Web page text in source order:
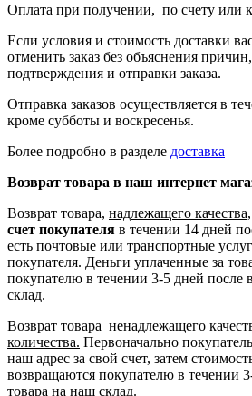
Оплата при получении, по счету или
Если условия и стоимость доставки
отменить заказ без объяснения
подтверждения и отправки заказа.
Отправка заказов осуществляется в
кроме субботы и воскресенья.
Более подробно в разделе доставка
Возврат товара в наш интернет
Возврат товара, надлежащего качества,
счет покупателя в течении 14 дней
есть почтовые или транспортные
покупателя. Деньги уплаченные за
покупателю в течении 3-5 дней после
склад.
Возврат товара ненадлежащего
количества. Первоначально
наш адрес за свой счет, затем
возвращаются покупателю в течении
товара на наш склад.